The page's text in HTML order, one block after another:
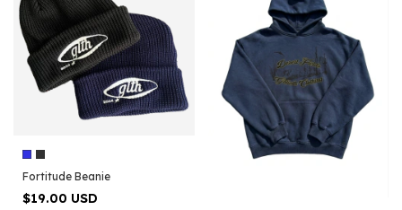
Fortitude Beanie
$19.00 USD